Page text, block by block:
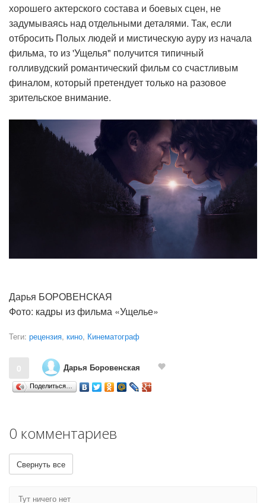
хорошего актерского состава и боевых сцен, не
задумываясь над отдельными деталями. Так, если
отбросить Полых людей и мистическую ауру из начала
фильма, то из 'Ущелья" получится типичный
голливудский романтический фильм со счастливым
финалом, который претендует только на разовое
зрительское внимание.
Дарья БОРОВЕНСКАЯ
Фото: кадры из фильма «Ущелье»
Теги: рецензия, кино, Кинематограф
0 Дарья Боровенская
Поделиться…
0 комментариев
Свернуть все
Тут ничего нет